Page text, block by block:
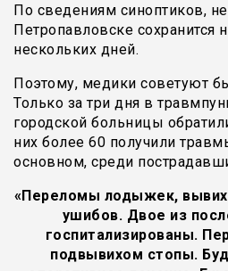
По сведениям синоптиков,
Петропавловске сохранится
нескольких дней.
Поэтому, медики советуют
Только за три дня в
городской больницы
них более 60 получили
основном, среди
«Переломы лодыжек,
ушибов. Двое из
госпитализированы.
подвывихом стопы.